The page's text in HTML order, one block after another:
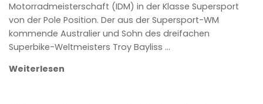
Motorradmeisterschaft (IDM) in der Klasse Supersport
von der Pole Position. Der aus der Supersport-WM
kommende Australier und Sohn des dreifachen
Superbike-Weltmeisters Troy Bayliss …
Weiterlesen